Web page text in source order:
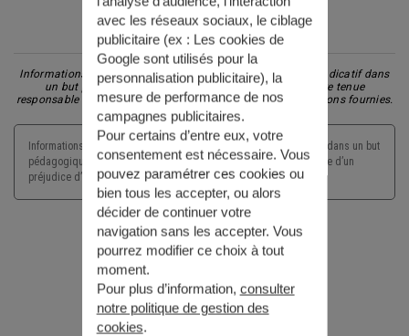
Partager l'article
Informations non-contractuelles données à titre purement indicatif dans
un but pédagogique et préventif. Generali ne saurait être tenue
responsable d'un préjudice d'aucune nature lié aux informations fournies.
Informations non-contractuelles données à titre purement indicatif dans un but
pédagogique et préventif. Generali ne saurait être tenu responsable d’un
préjudice d’aucune nature lié aux informations fournies.
Actualités
avec les réseaux sociaux, le ciblage
publicitaire (ex : Les cookies de
Google sont utilisés pour la
personnalisation publicitaire), la
mesure de performance de nos
campagnes publicitaires.
Pour certains d’entre eux, votre
consentement est nécessaire. Vous
pouvez paramétrer ces cookies ou
bien tous les accepter, ou alors
décider de continuer votre
navigation sans les accepter. Vous
pourrez modifier ce choix à tout
moment.
Pour plus d’information, consulter
notre politique de gestion des
cookies.